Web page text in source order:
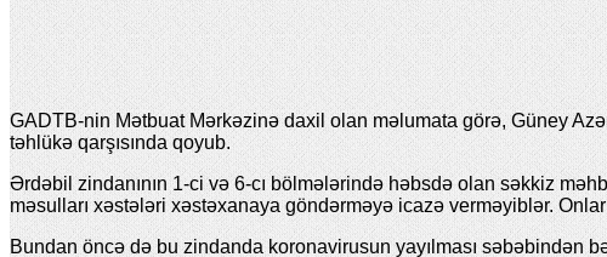
GADTB-nin Mətbuat Mərkəzinə daxil olan məlumata görə, Güney
təhlükə qarşısında qoyub.
Ərdəbil zindanının 1-ci və 6-cı bölmələrində həbsdə olan səkkiz
məsulları xəstələri xəstəxanaya göndərməyə icazə verməyiblər.
Bundan öncə də bu zindanda koronavirusun yayılması səbəbindən